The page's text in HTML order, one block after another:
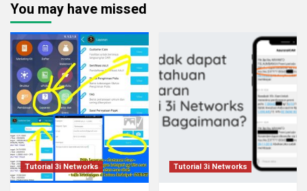
You may have missed
Tutorial 3i Networks Tutorial 3i Networks